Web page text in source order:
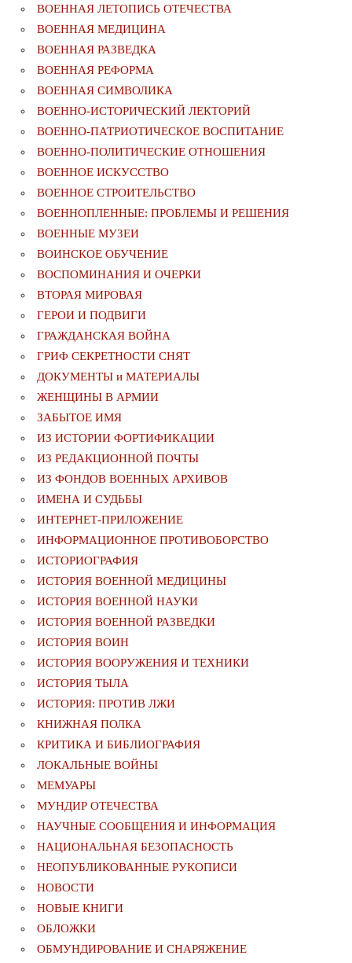
ВОЕННАЯ ЛЕТОПИСЬ ОТЕЧЕСТВА
ВОЕННАЯ МЕДИЦИНА
ВОЕННАЯ РАЗВЕДКА
ВОЕННАЯ РЕФОРМА
ВОЕННАЯ СИМВОЛИКА
ВОЕННО-ИСТОРИЧЕСКИЙ ЛЕКТОРИЙ
ВОЕННО-ПАТРИОТИЧЕСКОЕ ВОСПИТАНИЕ
ВОЕННО-ПОЛИТИЧЕСКИE ОТНОШЕНИЯ
ВОЕННОЕ ИСКУССТВО
ВОЕННОЕ СТРОИТЕЛЬСТВО
ВОЕННОПЛЕННЫЕ: ПРОБЛЕМЫ И РЕШЕНИЯ
ВОЕННЫЕ МУЗЕИ
ВОИНСКОЕ ОБУЧЕНИЕ
ВОСПОМИНАНИЯ И ОЧЕРКИ
ВТОРАЯ МИРОВАЯ
ГЕРОИ И ПОДВИГИ
ГРАЖДАНСКАЯ ВОЙНА
ГРИФ СЕКРЕТНОСТИ СНЯТ
ДОКУМЕНТЫ и МАТЕРИАЛЫ
ЖЕНЩИНЫ В АРМИИ
ЗАБЫТОЕ ИМЯ
ИЗ ИСТОРИИ ФОРТИФИКАЦИИ
ИЗ РЕДАКЦИОННОЙ ПОЧТЫ
ИЗ ФОНДОВ ВОЕННЫХ АРХИВОВ
ИМЕНА И СУДЬБЫ
ИНТЕРНЕТ-ПРИЛОЖЕНИЕ
ИНФОРМАЦИОННОЕ ПРОТИВОБОРСТВО
ИСТОРИОГРАФИЯ
ИСТОРИЯ ВОЕННОЙ МЕДИЦИНЫ
ИСТОРИЯ ВОЕННОЙ НАУКИ
ИСТОРИЯ ВОЕННОЙ РАЗВЕДКИ
ИСТОРИЯ ВОИН
ИСТОРИЯ ВООРУЖЕНИЯ И ТЕХНИКИ
ИСТОРИЯ ТЫЛА
ИСТОРИЯ: ПРОТИВ ЛЖИ
КНИЖНАЯ ПОЛКА
КРИТИКА И БИБЛИОГРАФИЯ
ЛОКАЛЬНЫЕ ВОЙНЫ
МЕМУАРЫ
МУНДИР ОТЕЧЕСТВА
НАУЧНЫЕ СООБЩЕНИЯ И ИНФОРМАЦИЯ
НАЦИОНАЛЬНАЯ БЕЗОПАСНОСТЬ
НЕОПУБЛИКОВАННЫЕ РУКОПИСИ
НОВОСТИ
НОВЫЕ КНИГИ
ОБЛОЖКИ
ОБМУНДИРОВАНИЕ И СНАРЯЖЕНИЕ